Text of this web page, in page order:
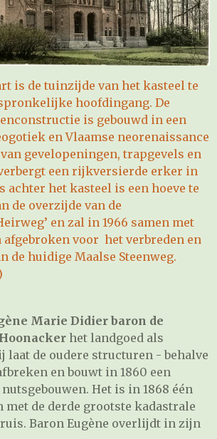
is de tuinzijde van het kasteel te
hoofdingang. De
is gebouwd in een
en Vlaamse neorenaissance
gevelopeningen, trapgevels en
een rijkversierde erker in
achter het kasteel is een hoeve te
de overzijde van de
en zal in 1966 samen met
afgebroken voor het verbreden en
de huidige Maalse Steenweg.
Marie Didier baron de
het landgoed als
laat de oudere structuren - behalve
en bouwt in 1860 een
Het is in 1868 één
met de derde grootste kadastrale
Baron Eugène overlijdt in zijn